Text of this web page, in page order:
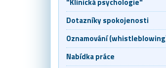
Dotazníky spokojenosti
Oznamování
Nabídka práce